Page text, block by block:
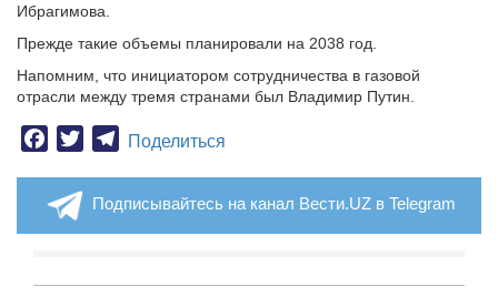
Ибрагимова.
Прежде такие объемы планировали на 2038 год.
Напомним, что инициатором сотрудничества в газовой
отрасли между тремя странами был Владимир Путин.
Facebook
TwitterTelegram
Поделиться
Подписывайтесь на канал Вести.UZ в Telegram